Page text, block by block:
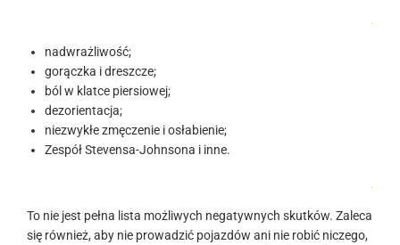
.
nadwrażliwość;
gorączka i dreszcze;
ból w klatce piersiowej;
dezorientacja;
niezwykłe zmęczenie i osłabienie;
Zespół Stevensa-Johnsona i inne.
.
To nie jest pełna lista możliwych negatywnych skutków. Zaleca
się również, aby nie prowadzić pojazdów ani nie robić niczego,